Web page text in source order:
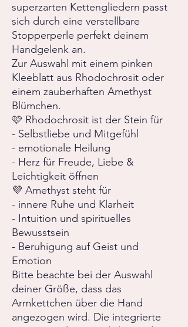
superzarten Kettengliedern passt
sich durch eine verstellbare
Stopperperle perfekt deinem
Handgelenk an.
Zur Auswahl mit einem pinken
Kleeblatt aus Rhodochrosit oder
einem zauberhaften Amethyst
Blümchen.
🩷 Rhodochrosit ist der Stein für
- Selbstliebe und Mitgefühl
- emotionale Heilung
- Herz für Freude, Liebe &
Leichtigkeit öffnen
💜 Amethyst steht für
- innere Ruhe und Klarheit
- Intuition und spirituelles
Bewusstsein
- Beruhigung auf Geist und
Emotion
Bitte beachte bei der Auswahl
deiner Größe, dass das
Armkettchen über die Hand
angezogen wird. Die integrierte